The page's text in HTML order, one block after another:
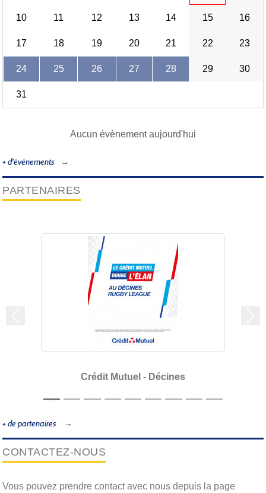
10 11 12 13 14 15 16
17 18 19 20 21 22 23
24 25 26 27 28 29 30
31
Aucun évènement aujourd'hui
+ d'évènements
PARTENAIRES
Crédit Mutuel - Décines
+ de partenaires
CONTACTEZ-NOUS
Vous pouvez prendre contact avec nous depuis la page